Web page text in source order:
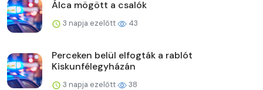
Álca mögött a csalók
3 napja ezelőtt 43
Perceken belül elfogták a rablót
Kiskunfélegyházán
3 napja ezelőtt 38